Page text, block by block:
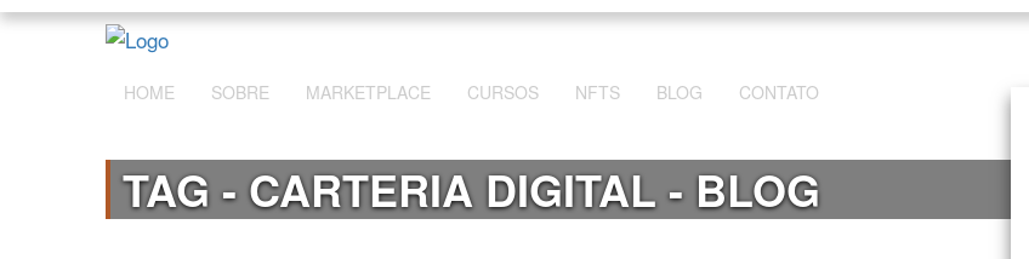
HOME SOBRE MARKETPLACE CURSOS NFTS BLOG CONTATO
TAG - CARTERIA DIGITAL - BLOG